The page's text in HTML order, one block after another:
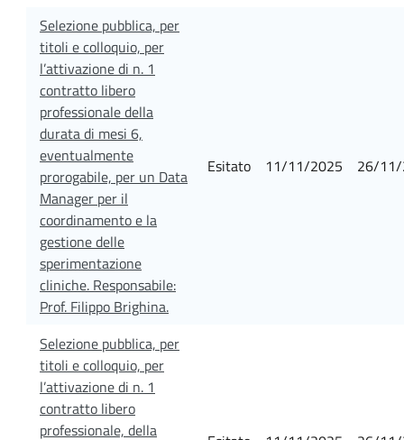
Selezione pubblica, per
titoli e colloquio, per
l’attivazione di n. 1
contratto libero
professionale della
durata di mesi 6,
eventualmente
prorogabile, per un Data
Manager per il
coordinamento e la
gestione delle
sperimentazione
cliniche. Responsabile:
Prof. Filippo Brighina.
Esitato 11/11/2025 26/
Selezione pubblica, per
titoli e colloquio, per
l’attivazione di n. 1
contratto libero
professionale, della